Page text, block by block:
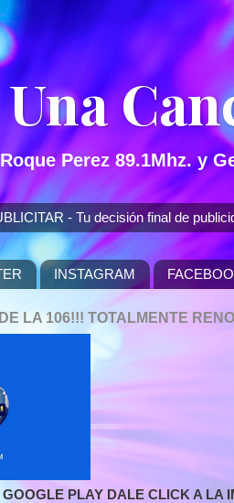
Perez 89.1Mhz. y
- Tu decisión final de
INSTAGRAM
LA 106!!! TOTALMENTE
PLAY DALE CLICK A LA